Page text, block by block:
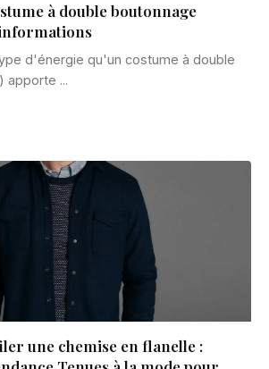
à double boutonnage
d'énergie qu'un costume à double
apporte ...
une chemise en flanelle :